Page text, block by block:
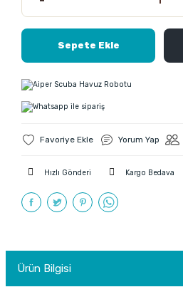
Sepete Ekle
Yorum Yap
Hızlı Gönderi Kargo Bedava
Ürün Bilgisi